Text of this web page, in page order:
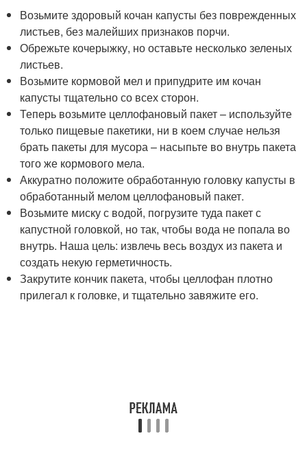
Возьмите здоровый кочан капусты без поврежденных
листьев, без малейших признаков порчи.
Обрежьте кочерыжку, но оставьте несколько зеленых
листьев.
Возьмите кормовой мел и припудрите им кочан
капусты тщательно со всех сторон.
Теперь возьмите целлофановый пакет – используйте
только пищевые пакетики, ни в коем случае нельзя
брать пакеты для мусора – насыпьте во внутрь пакета
того же кормового мела.
Аккуратно положите обработанную головку капусты в
обработанный мелом целлофановый пакет.
Возьмите миску с водой, погрузите туда пакет с
капустной головкой, но так, чтобы вода не попала во
внутрь. Наша цель: извлечь весь воздух из пакета и
создать некую герметичность.
Закрутите кончик пакета, чтобы целлофан плотно
прилегал к головке, и тщательно завяжите его.